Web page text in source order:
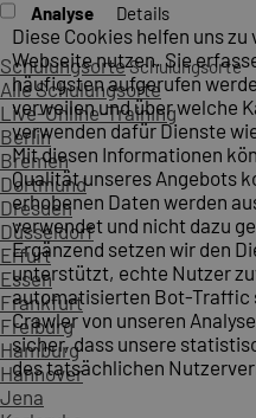
SchulungsorteSchulungsorte
Alle Schulungsorte
Live-Online-Training
Berlin
Bremen
Dortmund
Dresden
Düsseldorf
Erfurt
Essen
Frankfurt
Freiburg
Hamburg
Hannover
Jena
Analyse Details
Diese Cookies helfen uns
Webseite nutzen. Sie
häufigsten aufgerufen
verweilen und über welche
verwenden dafür Dienste
Mit diesen Informationen
Qualität unseres Angebots
erhobenen Daten werden
verwendet und nicht dazu
Ergänzend setzen wir den
unterstützt, echte Nutzer
automatisierten Bot-Traffic
Crawler von unseren
sicher, dass unsere
des tatsächlichen